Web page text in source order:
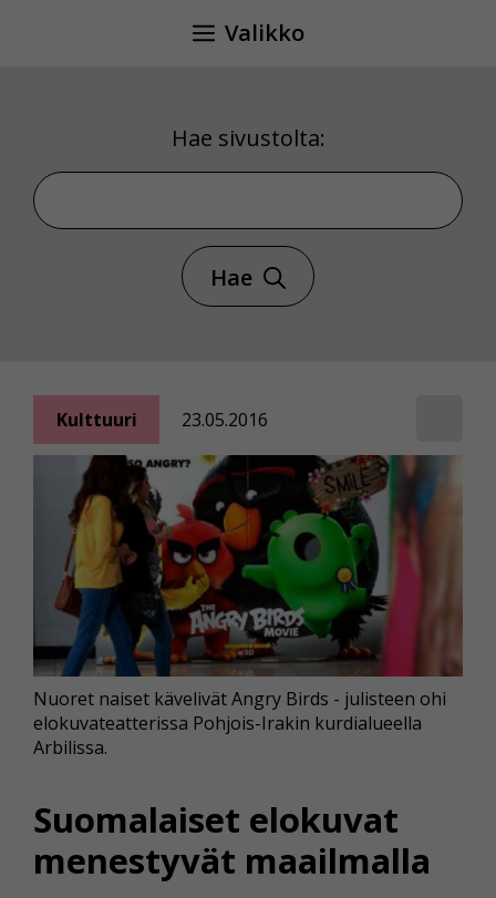
Valikko
Hae sivustolta:
Hae sivustolta
Hae
Kulttuuri 23.05.2016
Suomalaiset elokuvat
menestyvät maailmalla
Nuoret naiset kävelivät Angry Birds - julisteen ohi
elokuvateatterissa Pohjois-Irakin kurdialueella
Arbilissa.